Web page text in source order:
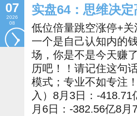
07
2026
08
实盘64：思维决定
低位倍量跳空涨停+
一个是自己认知内的
场，你是不是今天赚
历吧！！请记住这句
模式；专业不如专注
入）8月3日：-
月6日：-382.56亿8